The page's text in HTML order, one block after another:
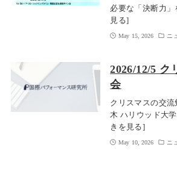
必要な「決断力
見る]
May 15, 2026 ニ
2026/12/5 ク
会
クリスマスの交
木 ハリウッド大
きを見る]
May 10, 2026 ニ